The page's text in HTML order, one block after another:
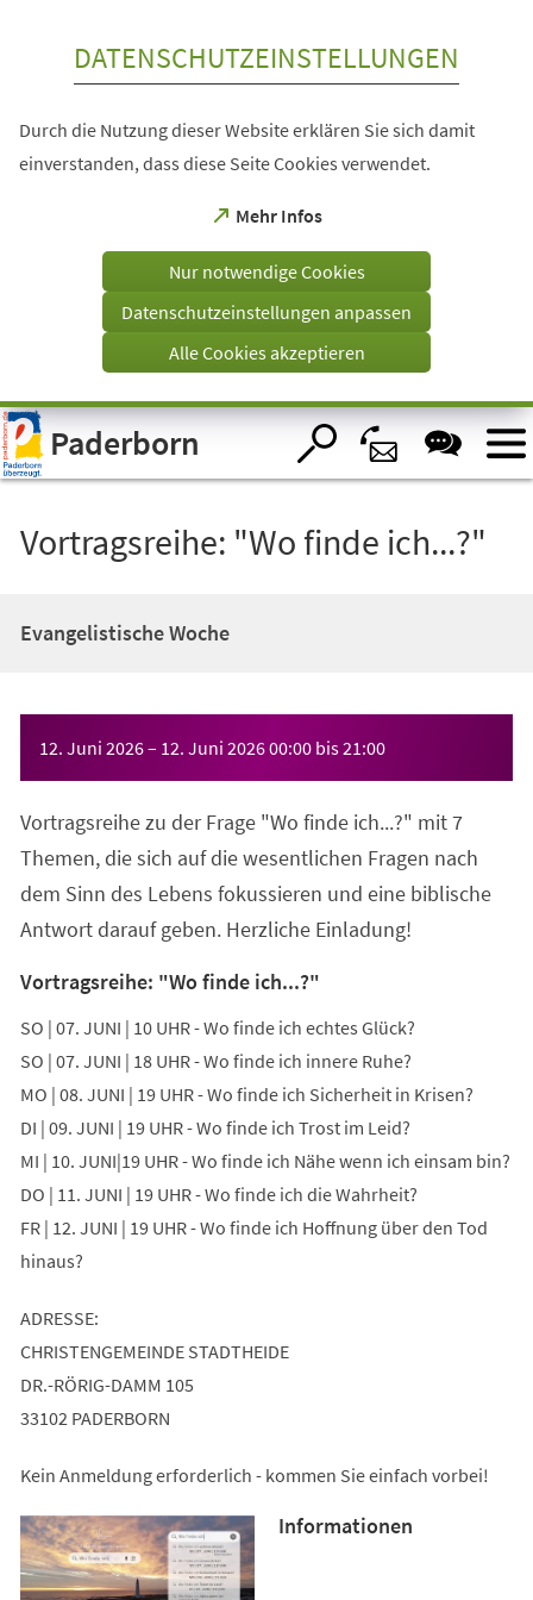
Visuelle
Assistenzsoftware
öffnen.
DATENSCHUTZEINSTELLUNGEN
Durch die Nutzung dieser Website erklären Sie sich damit
einverstanden, dass diese Seite Cookies verwendet.
Mehr Infos
(Öffnet
einem
Tab)
Nur notwendige Cookies
Datenschutzeinstellungen anpassen
Alle Cookies akzeptieren
Paderborn
Vortragsreihe: "Wo finde ich...?"
Evangelistische Woche
12. Juni 2026– 12. Juni 202600:00 bis21:00
Vortragsreihe zu der Frage "Wo finde ich...?" mit 7
Themen, die sich auf die wesentlichen Fragen nach
dem Sinn des Lebens fokussieren und eine biblische
Antwort darauf geben. Herzliche Einladung!
Vortragsreihe: "Wo finde ich...?"
SO | 07. JUNI | 10 UHR - Wo finde ich echtes Glück?
SO | 07. JUNI | 18 UHR - Wo finde ich innere Ruhe?
MO | 08. JUNI | 19 UHR - Wo finde ich Sicherheit in Krisen?
DI | 09. JUNI | 19 UHR - Wo finde ich Trost im Leid?
MI | 10. JUNI|19 UHR - Wo finde ich Nähe wenn ich einsam bin?
DO | 11. JUNI | 19 UHR - Wo finde ich die Wahrheit?
FR | 12. JUNI | 19 UHR - Wo finde ich Hoffnung über den Tod
hinaus?
ADRESSE:
CHRISTENGEMEINDE STADTHEIDE
DR.-RÖRIG-DAMM 105
33102 PADERBORN
Kein Anmeldung erforderlich - kommen Sie einfach vorbei!
Informationen